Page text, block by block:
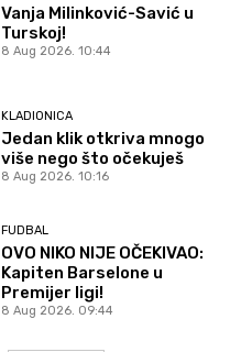
Vanja Milinković-Savić u
Turskoj!
8 Aug 2026. 10:44
KLADIONICA
Jedan klik otkriva mnogo
više nego što očekuješ
8 Aug 2026. 10:16
FUDBAL
OVO NIKO NIJE OČEKIVAO:
Kapiten Barselone u
Premijer ligi!
8 Aug 2026. 09:44